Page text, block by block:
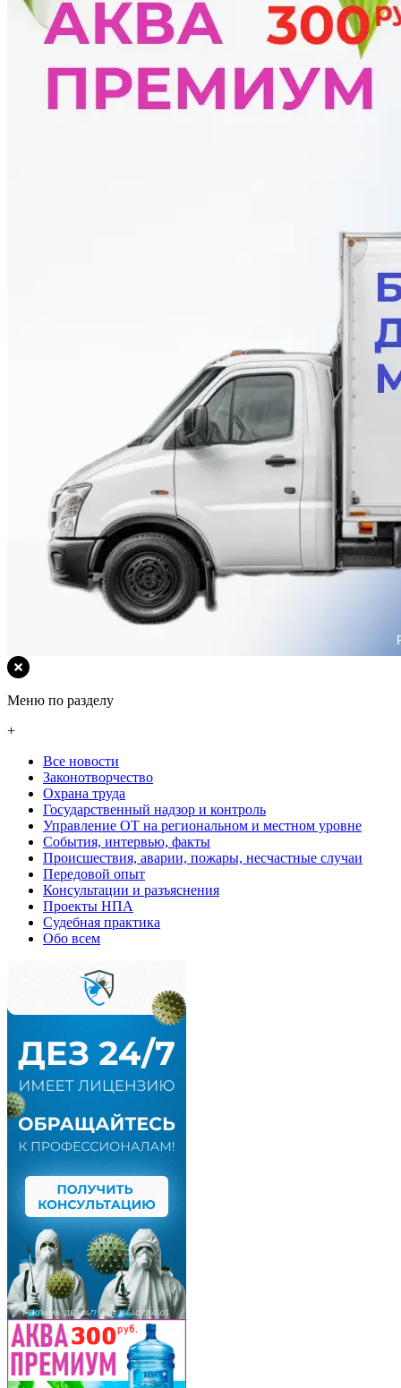
Меню по разделу
+
Все новости
Законотворчество
Охрана труда
Государственный надзор и контроль
Управление ОТ на региональном и местном уровне
События, интервью, факты
Происшествия, аварии, пожары, несчастные случаи
Передовой опыт
Консультации и разъяснения
Проекты НПА
Судебная практика
Обо всем